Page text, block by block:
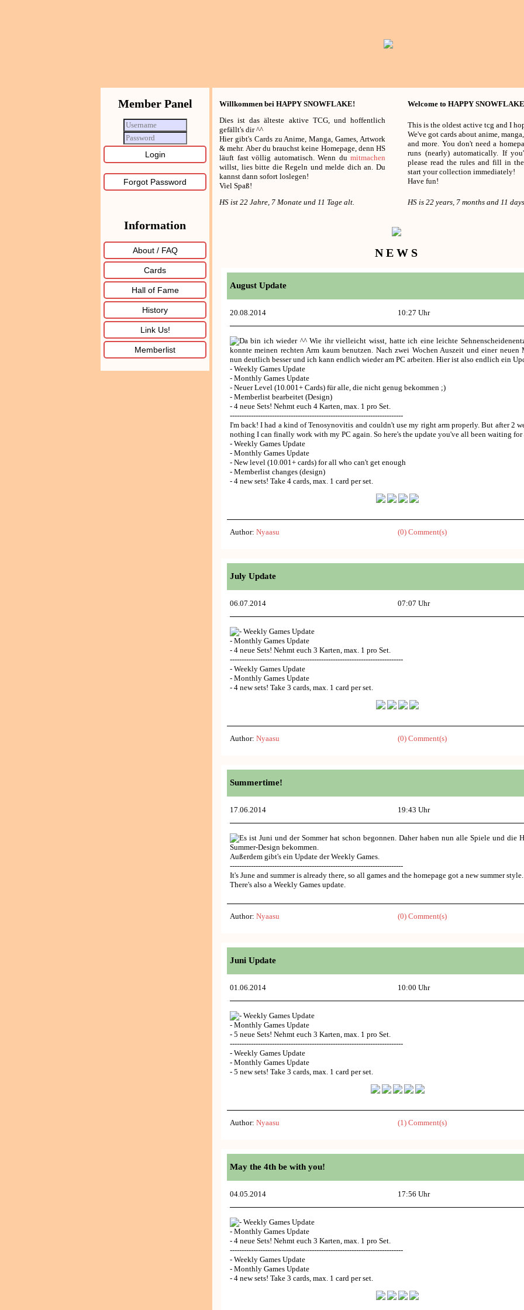
Member Panel
Forgot Password
Information
About / FAQ
Cards
Hall of Fame
History
Link Us!
Memberlist
Willkommen bei HAPPY SNOWFLAKE!
Welcome to HAPPY
Dies ist das älteste aktive TCG, und hoffentlich
gefällt's dir ^^
Hier gibt's Cards zu Anime, Manga, Games, Artwork
& mehr. Aber du brauchst keine Homepage, denn HS
läuft fast völlig automatisch. Wenn du mitmachen
willst, lies bitte die Regeln und melde dich an. Du
kannst dann sofort loslegen!
Viel Spaß!
This is the oldest active tcg and I
We've got cards about anime,
and more. You don't need a
runs (nearly) automatically. If
please read the rules and fill in
start your collection immediately!
Have fun!
HS ist 22 Jahre, 7 Monate und 11 Tage alt. HS is 22 years, 7 months and 11
N E W S
August Update
20.08.2014 10:27 Uhr
Da bin ich wieder ^^ Wie ihr vielleicht wisst, hatte ich eine leichte
konnte meinen rechten Arm kaum benutzen. Nach zwei Wochen Auszeit und einer neuen
nun deutlich besser und ich kann endlich wieder am PC arbeiten. Hier ist also endlich ein
- Weekly Games Update
- Monthly Games Update
- Neuer Level (10.001+ Cards) für alle, die nicht genug bekommen ;)
- Memberlist bearbeitet (Design)
- 4 neue Sets! Nehmt euch 4 Karten, max. 1 pro Set.
--------------------------------------------------------------------------
I'm back! I had a kind of Tenosynovitis and couldn't use my right arm properly. But after 2
nothing I can finally work with my PC again. So here's the update you've all been waiting for
- Weekly Games Update
- Monthly Games Update
- New level (10.001+ cards) for all who can't get enough
- Memberlist changes (design)
- 4 new sets! Take 4 cards, max. 1 card per set.
Author: Nyaasu (0) Comment(s)
July Update
06.07.2014 07:07 Uhr
- Weekly Games Update
- Monthly Games Update
- 4 neue Sets! Nehmt euch 3 Karten, max. 1 pro Set.
--------------------------------------------------------------------------
- Weekly Games Update
- Monthly Games Update
- 4 new sets! Take 3 cards, max. 1 card per set.
Author: Nyaasu (0) Comment(s)
Summertime!
17.06.2014 19:43 Uhr
Es ist Juni und der Sommer hat schon begonnen. Daher haben nun alle Spiele und die
Summer-Design bekommen.
Außerdem gibt's ein Update der Weekly Games.
--------------------------------------------------------------------------
It's June and summer is already there, so all games and the homepage got a new summer style.
There's also a Weekly Games update.
Author: Nyaasu (0) Comment(s)
Juni Update
01.06.2014 10:00 Uhr
- Weekly Games Update
- Monthly Games Update
- 5 neue Sets! Nehmt euch 3 Karten, max. 1 pro Set.
--------------------------------------------------------------------------
- Weekly Games Update
- Monthly Games Update
- 5 new sets! Take 3 cards, max. 1 card per set.
Author: Nyaasu (1) Comment(s)
May the 4th be with you!
04.05.2014 17:56 Uhr
- Weekly Games Update
- Monthly Games Update
- 4 neue Sets! Nehmt euch 3 Karten, max. 1 pro Set.
--------------------------------------------------------------------------
- Weekly Games Update
- Monthly Games Update
- 4 new sets! Take 3 cards, max. 1 card per set.